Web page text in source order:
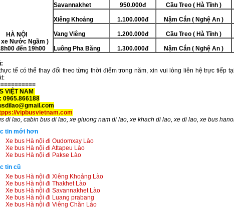
HÀ NỘI
xe Nước Ngầm )
đến 19h00
Savannakhet 950.000đ Cầu Treo ( Hà Tĩnh )
Xiêng Khoảng 1.100.000đ Nậm Cắn ( Nghệ An )
Vang Viêng 1.200.000đ Cầu Treo ( Hà Tĩnh )
Luông Pha Băng 1.300.000đ Nậm Cắn ( Nghệ An )
tế có thể thay đổi theo từng thời điểm trong năm, xin vui lòng liên hệ trực tiếp
VIỆT NAM
0965.866188
vipbusvietnam.com
di lao, cabin bus di lao, xe giuong nam di lao, xe khach di lao, xe di lao, xe bus
tin mới hơn
Xe bus Hà nội đi Oudomxay Lào
Xe bus Hà nội đi Attapeu Lào
Xe bus Hà nội đi Pakse Lào
tin cũ
Xe bus Hà nội đi Xiêng Khoảng Lào
Xe bus Hà nội đi Thakhet Lào
Xe bus Hà nội đi Savannakhet Lào
Xe bus Hà nội đi Luang prabang
Xe bus Hà nội đi Viêng Chăn Lào